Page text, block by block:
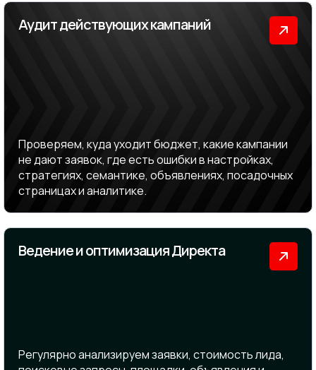
Аудит действующих кампаний
Проверяем, куда уходит бюджет, какие кампании
не дают заявок, где есть ошибки в настройках,
стратегиях, семантике, объявлениях, посадочных
страницах и аналитике.
Ведение и оптимизация Директа
Регулярно анализируем заявки, стоимость лида,